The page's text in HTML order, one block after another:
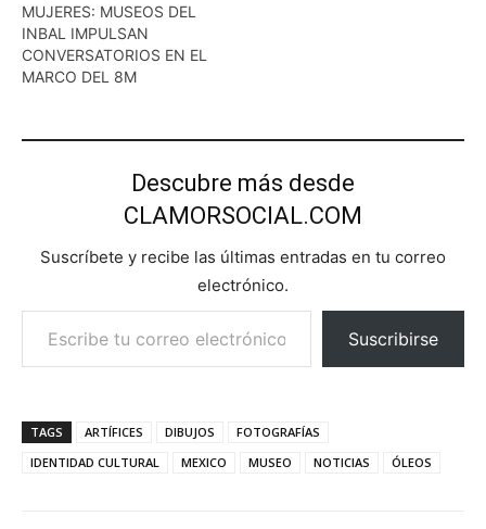
MUJERES: MUSEOS DEL
INBAL IMPULSAN
CONVERSATORIOS EN EL
MARCO DEL 8M
Descubre más desde
CLAMORSOCIAL.COM
Suscríbete y recibe las últimas entradas en tu correo
electrónico.
Escribe tu correo electrónico…
Suscribirse
TAGS ARTÍFICES DIBUJOS
FOTOGRAFÍAS
IDENTIDAD CULTURAL
MEXICO MUSEO NOTICIAS ÓLEOS